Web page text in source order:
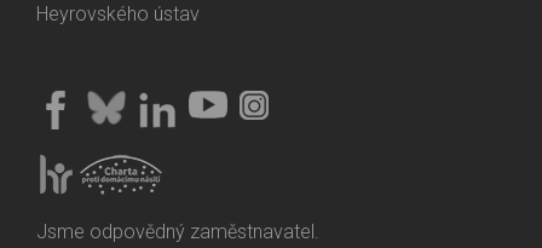
Heyrovského ústav
Jsme odpovědný zaměstnavatel.